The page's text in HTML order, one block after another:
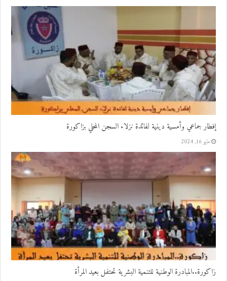
إفطار جماعي وأمسية دينية لفائدة نزلاء السجن المحلي بزاكورة
مايو 16, 2024
زاكورة..المبادرة الوطنية للتنمية البشرية تحتفل بعيد المرأة